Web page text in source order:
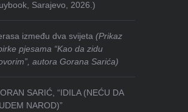
Sarajevo, 2026.)
između dva svijeta(Prikaz
pjesama “Kao da zidu
autora Gorana Sarića)
SARIĆ, “IDILA (NEĆU DA
NAROD)”